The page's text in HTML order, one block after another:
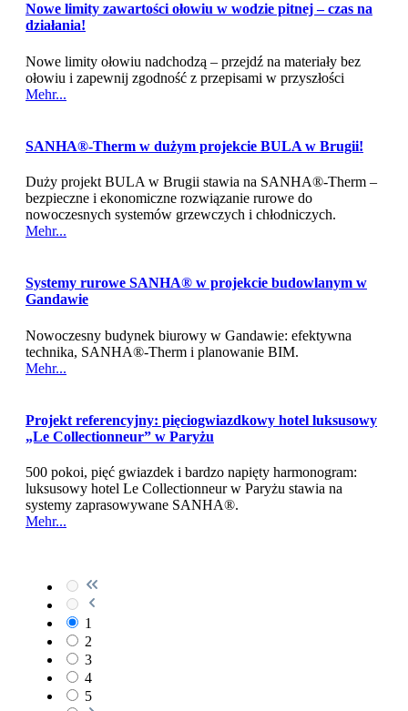
Nowe limity zawartości ołowiu w wodzie pitnej – czas na
działania!
Nowe limity ołowiu nadchodzą – przejdź na materiały bez
ołowiu i zapewnij zgodność z przepisami w przyszłości
Mehr...
SANHA®‑Therm w dużym projekcie BULA w Brugii!
Duży projekt BULA w Brugii stawia na SANHA®‑Therm –
bezpieczne i ekonomiczne rozwiązanie rurowe do
nowoczesnych systemów grzewczych i chłodniczych.
Mehr...
Systemy rurowe SANHA® w projekcie budowlanym w
Gandawie
Nowoczesny budynek biurowy w Gandawie: efektywna
technika, SANHA®‑Therm i planowanie BIM.
Mehr...
Projekt referencyjny: pięciogwiazdkowy hotel luksusowy
„Le Collectionneur” w Paryżu
500 pokoi, pięć gwiazdek i bardzo napięty harmonogram:
luksusowy hotel Le Collectionneur w Paryżu stawia na
systemy zaprasowywane SANHA®.
Mehr...
1
2
3
4
5